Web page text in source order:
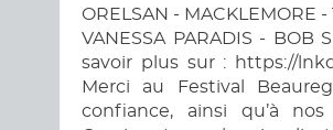
ORELSAN - MACKLEMORE -
VANESSA PARADIS - BOB
savoir plus sur : https://
Merci au Festival
confiance, ainsi qu’à